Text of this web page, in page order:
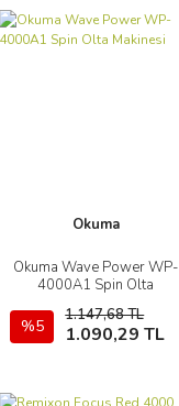
Okuma
Okuma Wave Power WP-
4000A1 Spin Olta
%5
1.147,68 TL
1.090,29 TL
İncele
Sepete Ekle